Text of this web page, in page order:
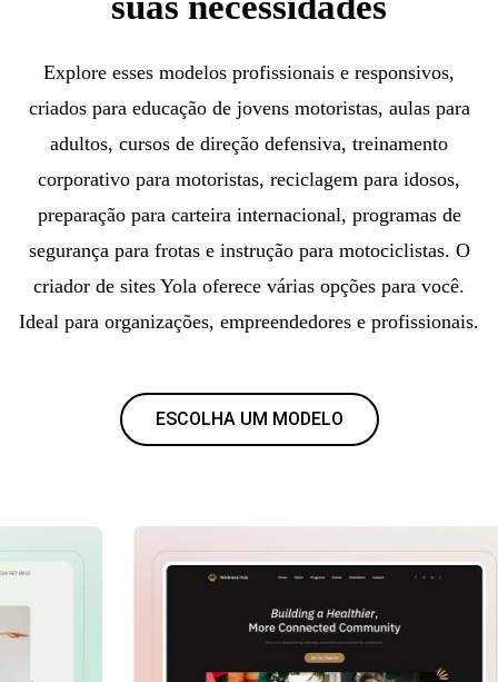
Explore esses modelos profissionais e responsivos,
criados para educação de jovens motoristas, aulas para
adultos, cursos de direção defensiva, treinamento
corporativo para motoristas, reciclagem para idosos,
preparação para carteira internacional, programas de
segurança para frotas e instrução para motociclistas. O
criador de sites Yola oferece várias opções para você.
Ideal para organizações, empreendedores e profissionais.
ESCOLHA UM MODELO